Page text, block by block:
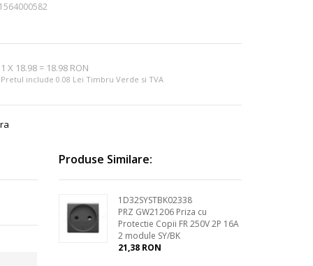
1 X 18.98 = 18.98 RON
Pretul include 0.08 Lei Timbru Verde si TVA
Produse Similare:
1D32SYSTBK02338
PRZ GW21206 Priza cu
Protectie Copii FR 250V 2P 16A
2 module SY/BK
21,38 RON